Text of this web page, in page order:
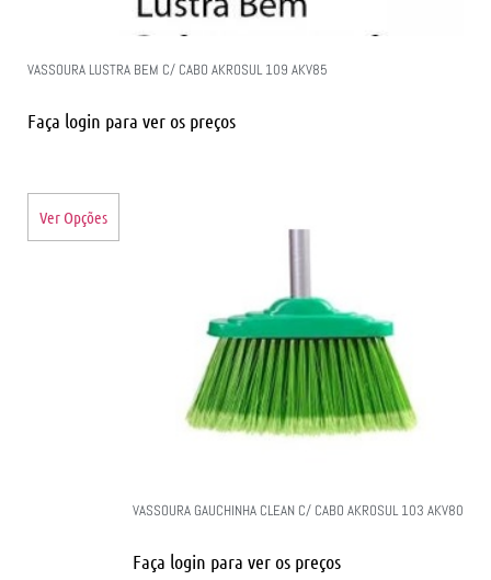
VASSOURA LUSTRA BEM C/ CABO AKROSUL 109 AKV85
Faça login para ver os preços
Ver Opções
VASSOURA GAUCHINHA CLEAN C/ CABO AKROSUL 103 AKV80
Faça login para ver os preços